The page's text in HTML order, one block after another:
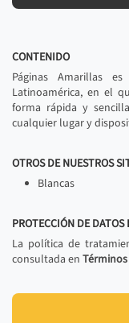
CONTENIDO
Páginas Amarillas
Latinoamérica, en el
forma rápida y
cualquier lugar y
OTROS DE NUESTROS
Blancas
PROTECCIÓN DE DATOS
La política de
consultada en